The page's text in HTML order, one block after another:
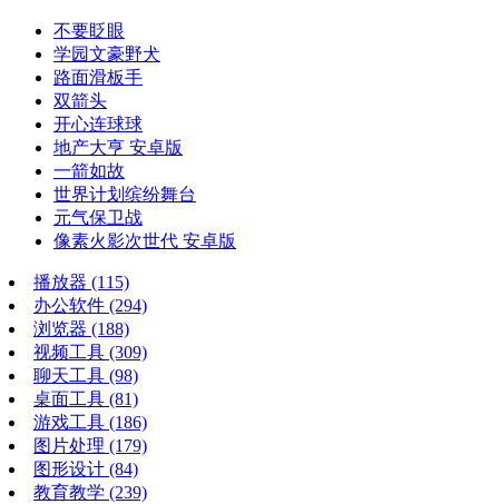
不要眨眼
学园文豪野犬
路面滑板手
双箭头
开心连球球
地产大亨 安卓版
一箭如故
世界计划缤纷舞台
元气保卫战
像素火影次世代 安卓版
播放器 (115)
办公软件 (294)
浏览器 (188)
视频工具 (309)
聊天工具 (98)
桌面工具 (81)
游戏工具 (186)
图片处理 (179)
图形设计 (84)
教育教学 (239)